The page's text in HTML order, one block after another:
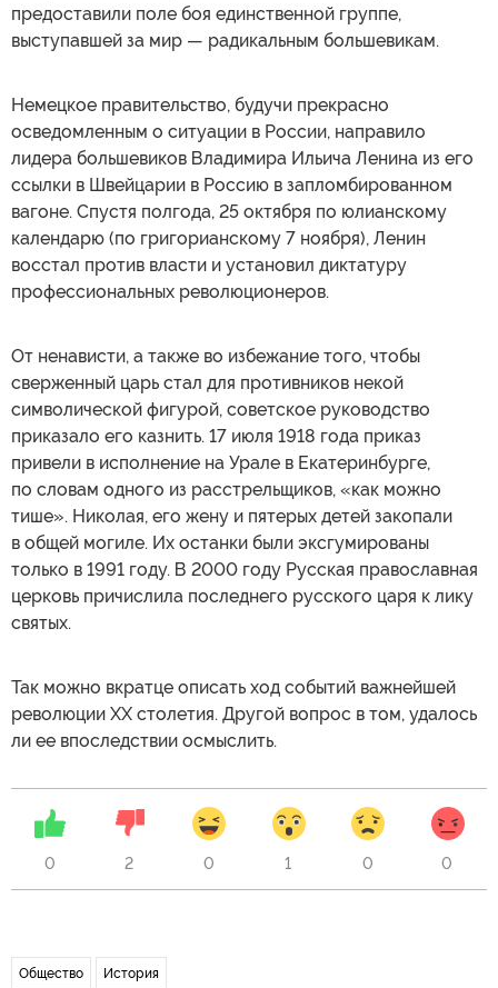
предоставили поле боя единственной группе,
выступавшей за мир — радикальным большевикам.
Немецкое правительство, будучи прекрасно
осведомленным о ситуации в России, направило
лидера большевиков Владимира Ильича Ленина из его
ссылки в Швейцарии в Россию в запломбированном
вагоне. Спустя полгода, 25 октября по юлианскому
календарю (по григорианскому 7 ноября), Ленин
восстал против власти и установил диктатуру
профессиональных революционеров.
От ненависти, а также во избежание того, чтобы
сверженный царь стал для противников некой
символической фигурой, советское руководство
приказало его казнить. 17 июля 1918 года приказ
привели в исполнение на Урале в Екатеринбурге,
по словам одного из расстрельщиков, «как можно
тише». Николая, его жену и пятерых детей закопали
в общей могиле. Их останки были эксгумированы
только в 1991 году. В 2000 году Русская православная
церковь причислила последнего русского царя к лику
святых.
Так можно вкратце описать ход событий важнейшей
революции XX столетия. Другой вопрос в том, удалось
ли ее впоследствии осмыслить.
0 2 0 1 0 0
Общество История